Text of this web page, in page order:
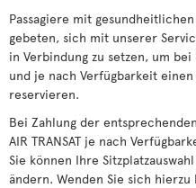
Passagiere mit
gebeten, sich mit unserer
in Verbindung zu setzen, um
und je nach Verfügbarkeit
reservieren.
Bei Zahlung der
AIR TRANSAT je nach
Sie können Ihre
ändern. Wenden Sie sich